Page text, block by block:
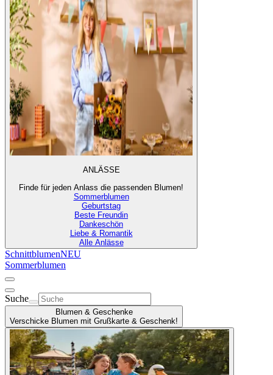
ANLÄSSE
Finde für jeden Anlass die passenden Blumen!
Sommerblumen
Geburtstag
Beste Freundin
Dankeschön
Liebe & Romantik
Alle Anlässe
SchnittblumenNEU
Sommerblumen
Suche
Blumen & Geschenke
Verschicke Blumen mit Grußkarte & Geschenk!